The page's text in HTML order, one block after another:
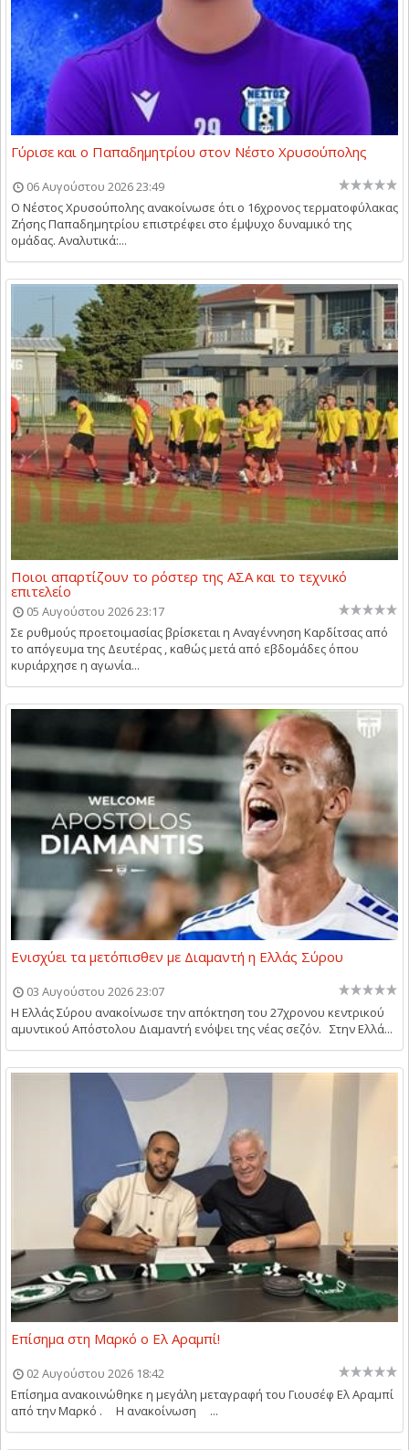
Γύρισε και ο Παπαδημητρίου στον Νέστο Χρυσούπολης
06 Αυγούστου 2026 23:49
Ο Νέστος Χρυσούπολης ανακοίνωσε ότι ο 16χρονος τερματοφύλακας
Ζήσης Παπαδημητρίου επιστρέφει στο έμψυχο δυναμικό της
ομάδας. Αναλυτικά:...
Ποιοι απαρτίζουν το ρόστερ της ΑΣΑ και το τεχνικό
επιτελείο
05 Αυγούστου 2026 23:17
Σε ρυθμούς προετοιμασίας βρίσκεται η Αναγέννηση Καρδίτσας από
το απόγευμα της Δευτέρας , καθώς μετά από εβδομάδες όπου
κυριάρχησε η αγωνία...
Ενισχύει τα μετόπισθεν με Διαμαντή η Ελλάς Σύρου
03 Αυγούστου 2026 23:07
Η Ελλάς Σύρου ανακοίνωσε την απόκτηση του 27χρονου κεντρικού
αμυντικού Απόστολου Διαμαντή ενόψει της νέας σεζόν. Στην Ελλά...
Επίσημα στη Μαρκό ο Ελ Αραμπί!
02 Αυγούστου 2026 18:42
Επίσημα ανακοινώθηκε η μεγάλη μεταγραφή του Γιουσέφ Ελ Αραμπί
από την Μαρκό . Η ανακοίνωση ...